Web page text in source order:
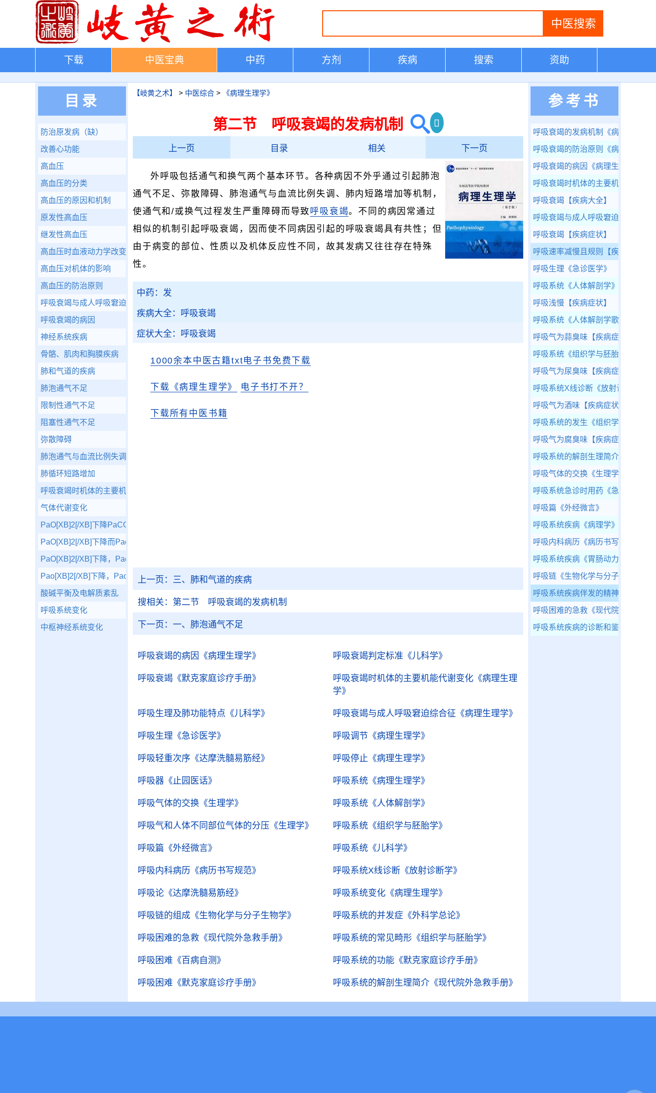
下载 中医宝典 中药 方剂 疾病 搜索 资助
【岐黄之术】 > 中医综合 > 《病理生理学》
第二节 呼吸衰竭的发病机制
上一页 目录 相关 下一页
外呼吸包括通气和换气两个基本环节。各种病因不外乎通过引起肺泡
通气不足、弥散障碍、肺泡通气与血流比例失调、肺内短路增加等机制，
使通气和/或换气过程发生严重障碍而导致呼吸衰竭。不同的病因常通过
相似的机制引起呼吸衰竭，因而使不同病因引起的呼吸衰竭具有共性；但
由于病变的部位、性质以及机体反应性不同，故其发病又往往存在特殊
性。
中药：发
疾病大全：呼吸衰竭
症状大全：呼吸衰竭
1000余本中医古籍txt电子书免费下载
下载《病理生理学》 电子书打不开？
下载所有中医书籍
上一页： 三、肺和气道的疾病
搜相关： 第二节 呼吸衰竭的发病机制
下一页： 一、肺泡通气不足
呼吸衰竭的病因 《病理生理学》 呼吸衰竭判定标准 《儿科学》
呼吸衰竭 《默克家庭诊疗手册》 呼吸衰竭时机体的主要机能代谢变化 《病理生理
学》
呼吸生理及肺功能特点 《儿科学》 呼吸衰竭与成人呼吸窘迫综合征 《病理生理学》
呼吸生理 《急诊医学》 呼吸调节 《病理生理学》
呼吸轻重次序 《达摩洗髓易筋经》 呼吸停止 《病理生理学》
呼吸器 《止园医话》 呼吸系统 《病理生理学》
呼吸气体的交换 《生理学》 呼吸系统 《人体解剖学》
呼吸气和人体不同部位气体的分压 《生理学》 呼吸系统 《组织学与胚胎学》
呼吸篇 《外经微言》 呼吸系统 《儿科学》
呼吸内科病历 《病历书写规范》 呼吸系统X线诊断 《放射诊断学》
呼吸论 《达摩洗髓易筋经》 呼吸系统变化 《病理生理学》
呼吸链的组成 《生物化学与分子生物学》 呼吸系统的并发症 《外科学总论》
呼吸困难的急救 《现代院外急救手册》 呼吸系统的常见畸形 《组织学与胚胎学》
呼吸困难 《百病自测》 呼吸系统的功能 《默克家庭诊疗手册》
呼吸困难 《默克家庭诊疗手册》 呼吸系统的解剖生理简介 《现代院外急救手册》
目录
防治原发病（缺）
改善心功能
高血压
高血压的分类
高血压的原因和机制
原发性高血压
继发性高血压
高血压时血液动力学改变
高血压对机体的影响
高血压的防治原则
呼吸衰竭与成人呼吸窘迫综合征
呼吸衰竭的病因
神经系统疾病
骨骼、肌肉和胸膜疾病
肺和气道的疾病
肺泡通气不足
限制性通气不足
阻塞性通气不足
弥散障碍
肺泡通气与血流比例失调
肺循环短路增加
呼吸衰竭时机体的主要机能代谢变化
气体代谢变化
PaO[XB]2[/XB]下降PaCO[XB]2[/XB]上升，二者成一定比例关系
PaO[XB]2[/XB]下降而Paco[XB]2[/XB]变动不大
PaO[XB]2[/XB]下降，Paco[XB]2[/XB]升高，二者变化不成一定比例关系
Pao[XB]2[/XB]下降，Paco[XB]2[/XB]也明显下降
酸碱平衡及电解质紊乱
呼吸系统变化
中枢神经系统变化
参考书
呼吸衰竭的发病机制 《病理生理学
呼吸衰竭的防治原则 《病理生理学
呼吸衰竭的病因 《病理生理学》
呼吸衰竭时机体的主要机能代谢变
呼吸衰竭 【疾病大全】
呼吸衰竭与成人呼吸窘迫综合征
呼吸衰竭 【疾病症状】
呼吸速率减慢且规则 【疾病症状】
呼吸生理 《急诊医学》
呼吸系统 《人体解剖学》
呼吸浅慢 【疾病症状】
呼吸系统 《人体解剖学歌诀》
呼吸气为蒜臭味 【疾病症状】
呼吸系统 《组织学与胚胎学》
呼吸气为尿臭味 【疾病症状】
呼吸系统X线诊断 《放射诊断学》
呼吸气为酒味 【疾病症状】
呼吸系统的发生 《组织学与胚胎学
呼吸气为腐臭味 【疾病症状】
呼吸系统的解剖生理简介
呼吸气体的交换 《生理学》
呼吸系统急诊时用药 《急诊医学》
呼吸篇 《外经微言》
呼吸系统疾病 《病理学》
呼吸内科病历 《病历书写规范》
呼吸系统疾病 《胃肠动力检查手册
呼吸链 《生物化学与分子生物学》
呼吸系统疾病伴发的精神障碍
呼吸困难的急救 《现代院外急救手
呼吸系统疾病的诊断和鉴别诊断